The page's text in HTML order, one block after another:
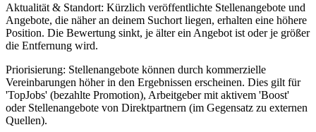
Aktualität & Standort: Kürzlich veröffentlichte Stellenangebote und
Angebote, die näher an deinem Suchort liegen, erhalten eine höhere
Position. Die Bewertung sinkt, je älter ein Angebot ist oder je größer
die Entfernung wird.
Priorisierung: Stellenangebote können durch kommerzielle
Vereinbarungen höher in den Ergebnissen erscheinen. Dies gilt für
'TopJobs' (bezahlte Promotion), Arbeitgeber mit aktivem 'Boost'
oder Stellenangebote von Direktpartnern (im Gegensatz zu externen
Quellen).